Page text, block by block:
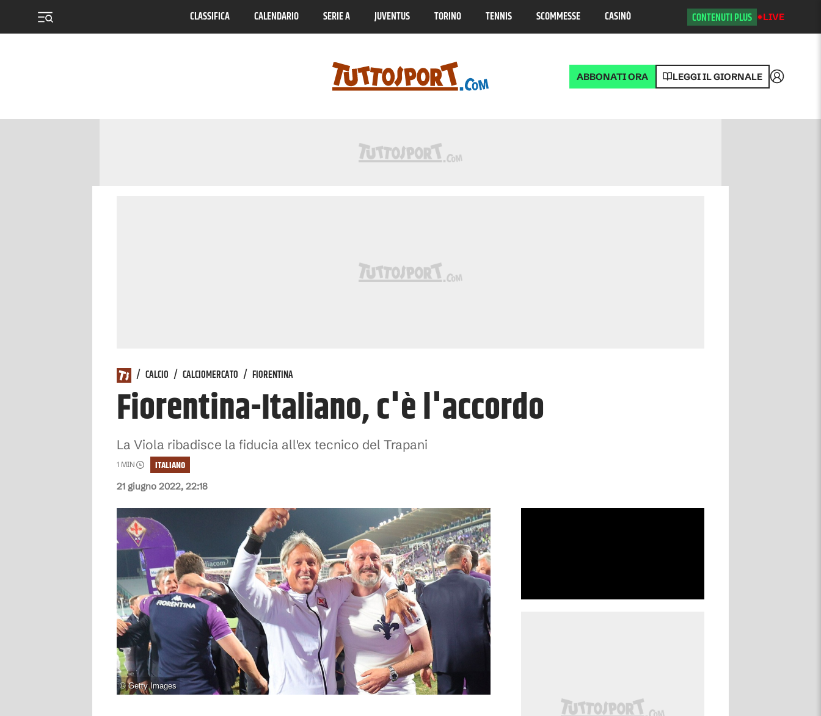
CLASSIFICA CALENDARIO SERIE A JUVENTUS TORINO TENNIS SCOMMESSE CASINÒ CONTENUTI PLUS LIVE
ABBONATI ORA LEGGI IL GIORNALE Accedi
/ CALCIO / CALCIOMERCATO / FIORENTINA
Fiorentina-Italiano, c'è l'accordo
La Viola ribadisce la fiducia all'ex tecnico del Trapani
21 giugno 2022, 22:18
1 MIN ITALIANO
©Getty Images